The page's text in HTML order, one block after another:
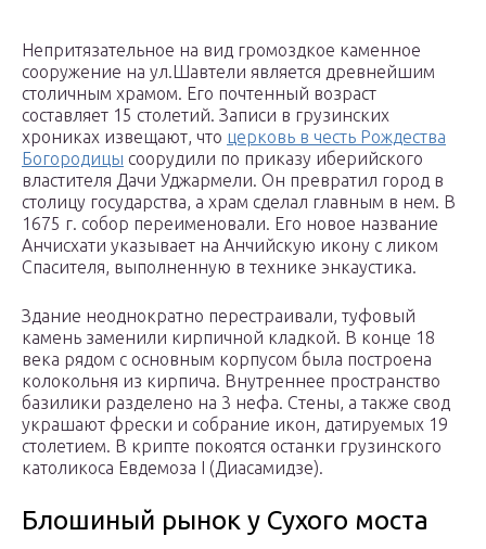
Непритязательное на вид громоздкое каменное
сооружение на ул.Шавтели является древнейшим
столичным храмом. Его почтенный возраст
составляет 15 столетий. Записи в грузинских
хрониках извещают, что церковь в честь Рождества
Богородицы соорудили по приказу иберийского
властителя Дачи Уджармели. Он превратил город в
столицу государства, а храм сделал главным в нем. В
1675 г. собор переименовали. Его новое название
Анчисхати указывает на Анчийскую икону с ликом
Спасителя, выполненную в технике энкаустика.
Здание неоднократно перестраивали, туфовый
камень заменили кирпичной кладкой. В конце 18
века рядом с основным корпусом была построена
колокольня из кирпича. Внутреннее пространство
базилики разделено на 3 нефа. Стены, а также свод
украшают фрески и собрание икон, датируемых 19
столетием. В крипте покоятся останки грузинского
католикоса Евдемоза I (Диасамидзе).
Блошиный рынок у Сухого моста